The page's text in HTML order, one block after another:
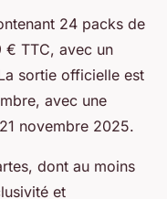
24 packs de
€ TTC, avec un
sortie officielle est
avec une
novembre 2025.
dont au moins
et